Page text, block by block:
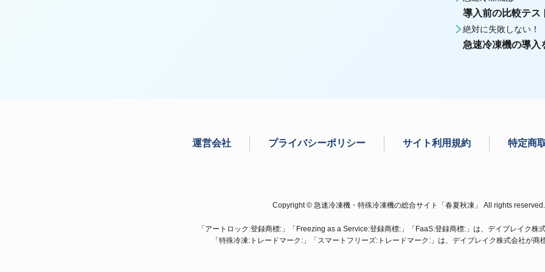
導入前の比較テス
絶対に失敗しない！
急速冷凍機の導入
運営会社 プライバシーポリシー サイト利用規約 特定商
Copyright © 急速冷凍機・特殊冷凍機の総合サイト「春夏秋凍」 All rights reserved.
「アートロック:登録商標:」「Freezing as a Service:登録商標:」「FaaS:登録商標:」は、デイブレイク株
「特殊冷凍:トレードマーク:」「スマートフリーズ:トレードマーク:」は、デイブレイク株式会社が商